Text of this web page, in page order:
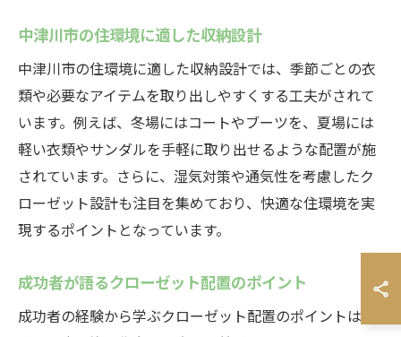
中津川市の住環境に適した収納設計
中津川市の住環境に適した収納設計では、季節ごとの衣
類や必要なアイテムを取り出しやすくする工夫がされて
います。例えば、冬場にはコートやブーツを、夏場には
軽い衣類やサンダルを手軽に取り出せるような配置が施
されています。さらに、湿気対策や通気性を考慮したク
ローゼット設計も注目を集めており、快適な住環境を実
現するポイントとなっています。
成功者が語るクローゼット配置のポイント
成功者の経験から学ぶクローゼット配置のポイントは、